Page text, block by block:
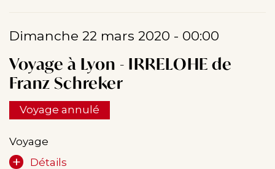
Dimanche 22 mars 2020 - 00:00
Voyage à Lyon - IRRELOHE de
Franz Schreker
Voyage annulé
Voyage
Détails